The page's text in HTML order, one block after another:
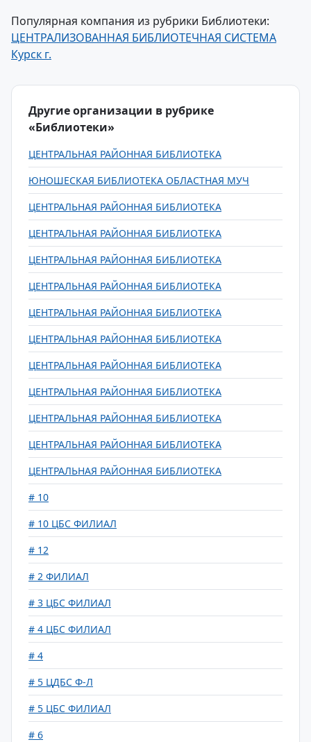
Популярная компания из рубрики Библиотеки:
ЦЕНТРАЛИЗОВАННАЯ БИБЛИОТЕЧНАЯ СИСТЕМА
Курск г.
Другие организации в рубрике
«Библиотеки»
ЦЕНТРАЛЬНАЯ РАЙОННАЯ БИБЛИОТЕКА
ЮНОШЕСКАЯ БИБЛИОТЕКА ОБЛАСТНАЯ МУЧ
ЦЕНТРАЛЬНАЯ РАЙОННАЯ БИБЛИОТЕКА
ЦЕНТРАЛЬНАЯ РАЙОННАЯ БИБЛИОТЕКА
ЦЕНТРАЛЬНАЯ РАЙОННАЯ БИБЛИОТЕКА
ЦЕНТРАЛЬНАЯ РАЙОННАЯ БИБЛИОТЕКА
ЦЕНТРАЛЬНАЯ РАЙОННАЯ БИБЛИОТЕКА
ЦЕНТРАЛЬНАЯ РАЙОННАЯ БИБЛИОТЕКА
ЦЕНТРАЛЬНАЯ РАЙОННАЯ БИБЛИОТЕКА
ЦЕНТРАЛЬНАЯ РАЙОННАЯ БИБЛИОТЕКА
ЦЕНТРАЛЬНАЯ РАЙОННАЯ БИБЛИОТЕКА
ЦЕНТРАЛЬНАЯ РАЙОННАЯ БИБЛИОТЕКА
ЦЕНТРАЛЬНАЯ РАЙОННАЯ БИБЛИОТЕКА
# 10
# 10 ЦБС ФИЛИАЛ
# 12
# 2 ФИЛИАЛ
# 3 ЦБС ФИЛИАЛ
# 4 ЦБС ФИЛИАЛ
# 4
# 5 ЦДБС Ф-Л
# 5 ЦБС ФИЛИАЛ
# 6